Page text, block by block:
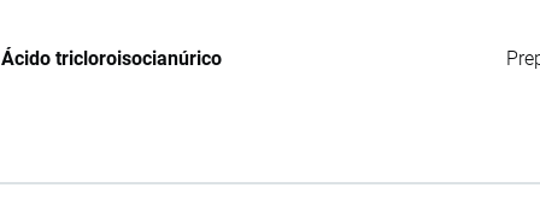
Ácido tricloroisocianúrico